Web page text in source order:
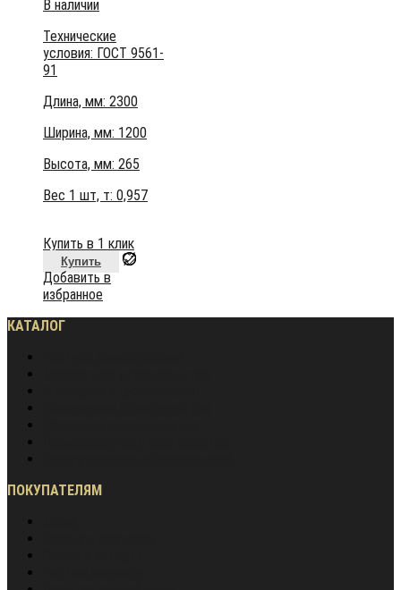
В наличии
Технические
условия: ГОСТ 9561-
91
Длина, мм: 2300
Ширина, мм: 1200
Высота, мм: 265
Вес 1 шт, т: 0,957
Купить в 1 клик
Купить
Добавить в
избранное
КАТАЛОГ
ПОКУПАТЕЛЯМ